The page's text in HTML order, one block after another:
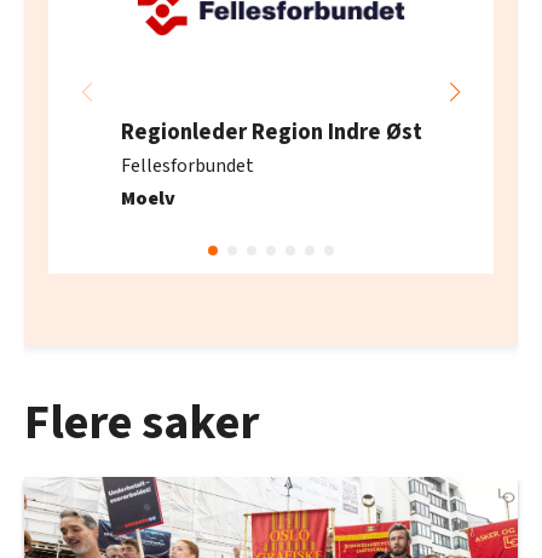
oversikten lengre ned på denne siden.
Regionleder Region Indre Øst
Fellesforbundet
Moelv
Flere saker